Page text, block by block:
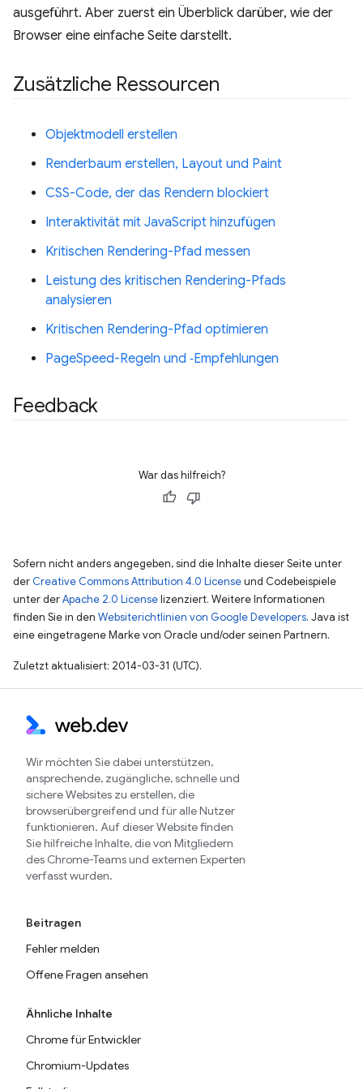
ausgeführt. Aber zuerst ein Überblick darüber, wie der
Browser eine einfache Seite darstellt.
Zusätzliche Ressourcen
Objektmodell erstellen
Renderbaum erstellen, Layout und Paint
CSS-Code, der das Rendern blockiert
Interaktivität mit JavaScript hinzufügen
Kritischen Rendering-Pfad messen
Leistung des kritischen Rendering-Pfads
analysieren
Kritischen Rendering-Pfad optimieren
PageSpeed-Regeln und ‑Empfehlungen
Feedback
War das hilfreich?
Sofern nicht anders angegeben, sind die Inhalte dieser Seite unter
der Creative Commons Attribution 4.0 Licenseund Codebeispiele
unter derApache 2.0 Licenselizenziert. Weitere Informationen
finden Sie in den Websiterichtlinien von Google Developers. Java ist
eine eingetragene Marke von Oracle und/oder seinen Partnern.
Zuletzt aktualisiert: 2014-03-31 (UTC).
Wir möchten Sie dabei unterstützen,
ansprechende, zugängliche, schnelle und
sichere Websites zu erstellen, die
browserübergreifend und für alle Nutzer
funktionieren. Auf dieser Website finden
Sie hilfreiche Inhalte, die von Mitgliedern
des Chrome-Teams und externen Experten
verfasst wurden.
Beitragen
Fehler melden
Offene Fragen ansehen
Ähnliche Inhalte
Chrome für Entwickler
Chromium-Updates